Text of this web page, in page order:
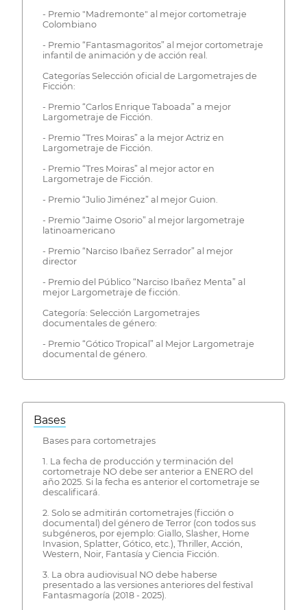
- Premio "Madremonte" al mejor cortometraje
Colombiano
- Premio “Fantasmagoritos” al mejor cortometraje
infantil de animación y de acción real.
Categorías Selección oficial de Largometrajes de
Ficción:
- Premio “Carlos Enrique Taboada” a mejor
Largometraje de Ficción.
- Premio “Tres Moiras” a la mejor Actriz en
Largometraje de Ficción.
- Premio “Tres Moiras” al mejor actor en
Largometraje de Ficción.
- Premio “Julio Jiménez” al mejor Guion.
- Premio “Jaime Osorio” al mejor largometraje
latinoamericano
- Premio “Narciso Ibañez Serrador” al mejor
director
- Premio del Público “Narciso Ibañez Menta” al
mejor Largometraje de ficción.
Categoría: Selección Largometrajes
documentales de género:
- Premio “Gótico Tropical” al Mejor Largometraje
documental de género.
Bases
Bases para cortometrajes
1. La fecha de producción y terminación del
cortometraje NO debe ser anterior a ENERO del
año 2025. Si la fecha es anterior el cortometraje se
descalificará.
2. Solo se admitirán cortometrajes (ficción o
documental) del género de Terror (con todos sus
subgéneros, por ejemplo: Giallo, Slasher, Home
Invasion, Splatter, Gótico, etc.), Thriller, Acción,
Western, Noir, Fantasía y Ciencia Ficción.
3. La obra audiovisual NO debe haberse
presentado a las versiones anteriores del festival
Fantasmagoría (2018 - 2025).